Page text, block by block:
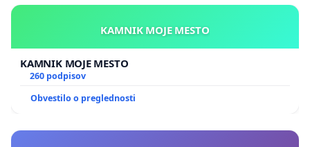
KAMNIK MOJE MESTO
KAMNIK MOJE MESTO
260 podpisov
Obvestilo o preglednosti